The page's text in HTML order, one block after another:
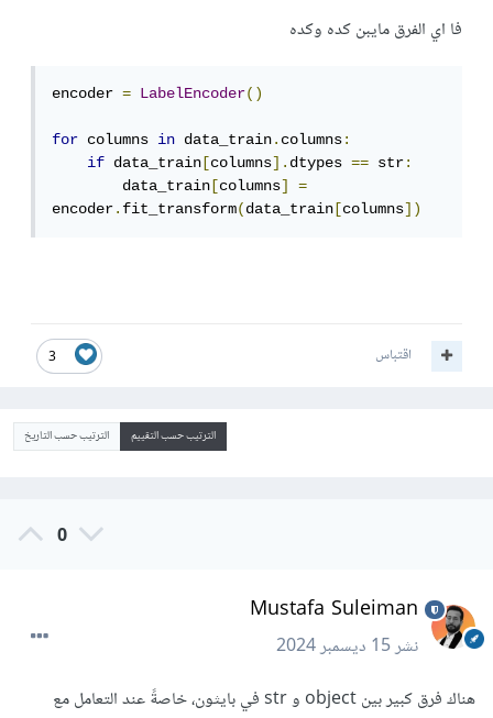
فا اي الفرق مايبن كده وكده
encoder = LabelEncoder()
for columns in data_train.columns:
if data_train [columns].dtypes == str:
        data_train
[columns]
=
encoder.fit_transform(data_train [columns])
3 اقتباس
الترتيب حسب التقييم الترتيب حسب التاريخ
0
Mustafa Suleiman
نشر15 ديسمبر 2024
هناك فرق كبير بين object و str في بايثون، خاصةً عند التعامل مع